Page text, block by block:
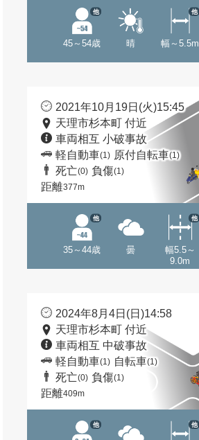
45～54歳
他
晴 幅～5.5m
他
2021年10月19日(火)15:45
天理市杉本町 付近
車両相互 小破事故
軽自動車(1) 原付自転車(1)
死亡(0) 負傷(1)
距離377m
35～44歳
他
曇
幅5.5～
9.0m
他
2024年8月4日(日)14:58
天理市杉本町 付近
車両相互 中破事故
軽自動車(1) 自転車(1)
死亡(0) 負傷(1)
距離409m
他 他